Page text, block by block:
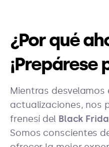
¿Por qué
¡Prepárese
Mientras
actualizaciones, nos
frenesí del Black
Somos conscientes